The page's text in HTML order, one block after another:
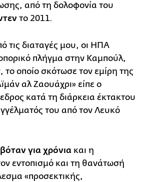
από τη δολοφονία του
το 2011.
τις διαταγές μου, οι ΗΠΑ
πλήγμα στην Καμπούλ,
το οποίο σκότωσε τον εμίρη της
αλ Ζαουάχρι» είπε ο
κατά τη διάρκεια έκτακτου
του από τον Λευκό
για χρόνια και η
εντοπισμό και τη θανάτωσή
«προσεκτικής,